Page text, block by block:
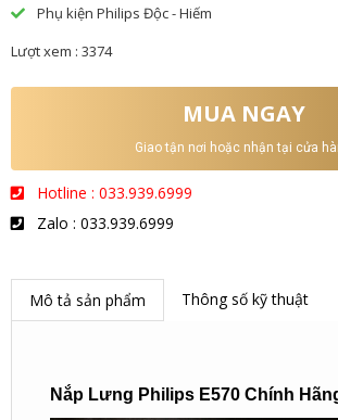
Phụ kiện Philips Độc - Hiếm
Lượt xem : 3374
MUA NGAY
Giao tận nơi hoặc nhận tại cửa
Hotline : 033.939.6999
Zalo : 033.939.6999
Mô tả sản phẩm Thông số kỹ thuật
Nắp Lưng Philips E570 Chính